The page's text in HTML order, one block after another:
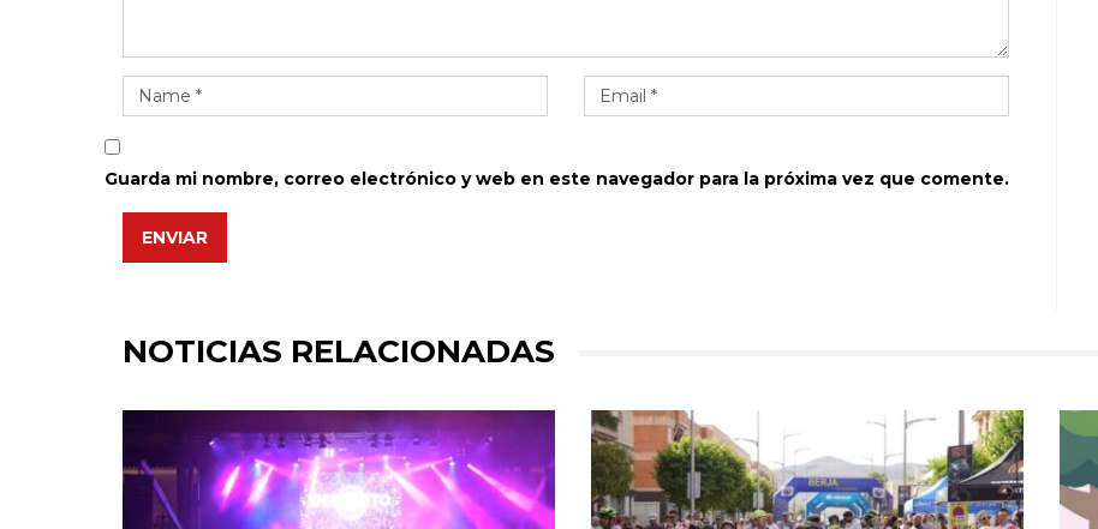
Guarda mi nombre, correo electrónico y web en este navegador para la próxima vez que comente.
ENVIAR
NOTICIAS RELACIONADAS